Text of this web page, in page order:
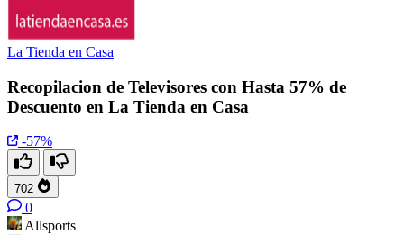
La Tienda en Casa
Recopilacion de Televisores con Hasta 57% de
Descuento en La Tienda en Casa
-57%
702
0
Allsports